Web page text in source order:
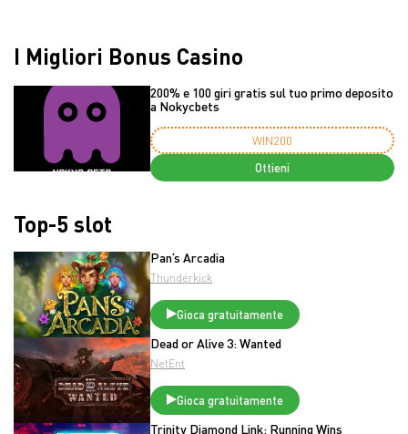
I Migliori Bonus Casino
200% e 100 giri gratis sul tuo primo deposito
a Nokycbets
WIN200
Ottieni
Top-5 slot
Pan’s Arcadia
Thunderkick
Gioca gratuitamente
Dead or Alive 3: Wanted
NetEnt
Gioca gratuitamente
Trinity Diamond Link: Running Wins